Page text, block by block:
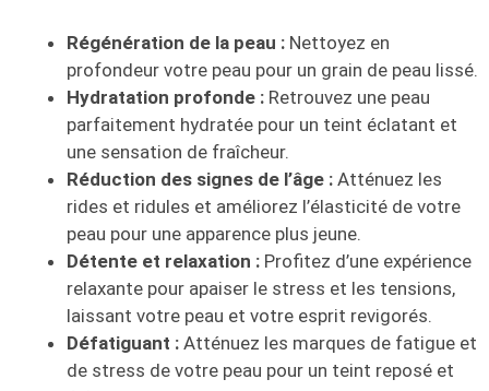
Régénération de la peau : Nettoyez en
profondeur votre peau pour un grain de peau lissé.
Hydratation profonde : Retrouvez une peau
parfaitement hydratée pour un teint éclatant et
une sensation de fraîcheur.
Réduction des signes de l’âge : Atténuez les
rides et ridules et améliorez l’élasticité de votre
peau pour une apparence plus jeune.
Détente et relaxation : Profitez d’une expérience
relaxante pour apaiser le stress et les tensions,
laissant votre peau et votre esprit revigorés.
Défatiguant : Atténuez les marques de fatigue et
de stress de votre peau pour un teint reposé et